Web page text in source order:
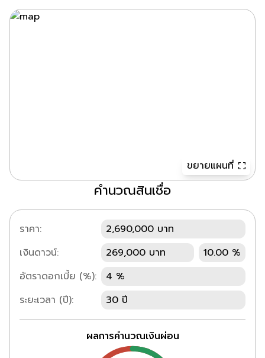
ขยายแผนที่
คำนวณสินเชื่อ
ราคา:
2,690,000 บาท
เงินดาวน์:
269,000 บาท
10.00 %
อัตราดอกเบี้ย (%):
4 %
ระยะเวลา (ปี):
30 ปี
ผลการคำนวณเงินผ่อน